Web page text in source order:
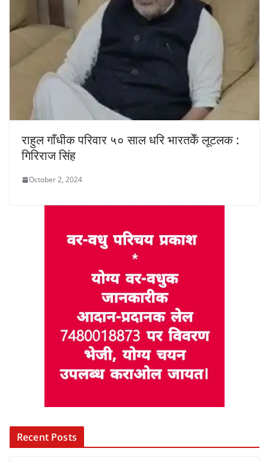
राहुल गाँधीक परिवार ५० साल धरि भारतकेँ लूटलक :
गिरिराज सिंह
October 2, 2024
Recent Posts